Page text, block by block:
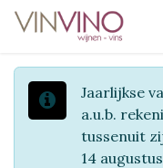
Overslaan naar inhoud
Jaarlijkse
a.u.b.
tussenuit
14